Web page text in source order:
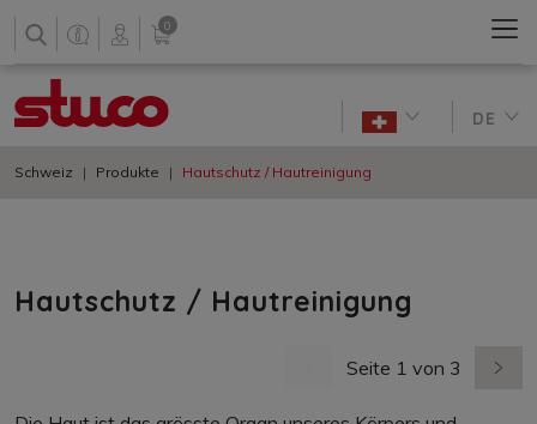
0
DE
Schweiz Produkte Hautschutz / Hautreinigung
Hautschutz / Hautreinigung
Seite 1 von 3